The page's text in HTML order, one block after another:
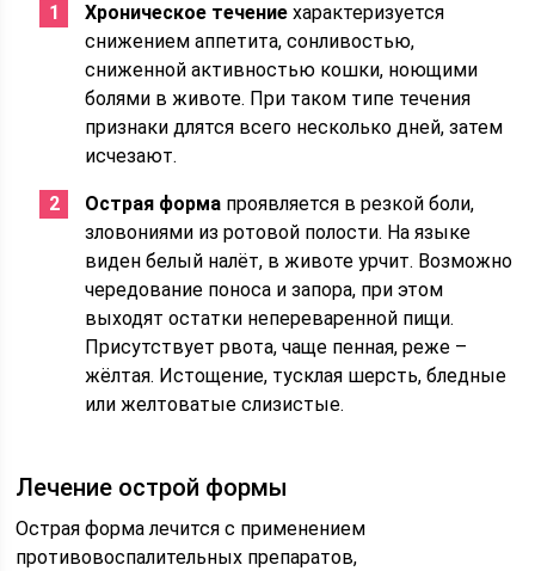
Хроническое течение характеризуется
снижением аппетита, сонливостью,
сниженной активностью кошки, ноющими
болями в животе. При таком типе течения
признаки длятся всего несколько дней, затем
исчезают.
Острая форма проявляется в резкой боли,
зловониями из ротовой полости. На языке
виден белый налёт, в животе урчит. Возможно
чередование поноса и запора, при этом
выходят остатки непереваренной пищи.
Присутствует рвота, чаще пенная, реже –
жёлтая. Истощение, тусклая шерсть, бледные
или желтоватые слизистые.
Лечение острой формы
Острая форма лечится с применением
противовоспалительных препаратов,